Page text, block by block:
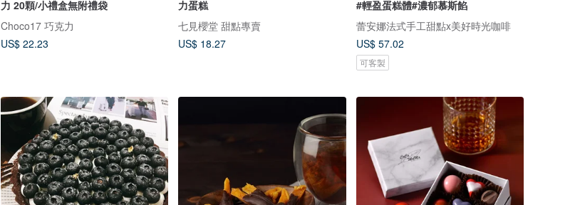
力 20顆/小禮盒無附禮袋
Choco17 巧克力
US$ 22.23
力蛋糕
七見櫻堂 甜點專賣
US$ 18.27
#輕盈蛋糕體#濃郁慕斯餡
蕾安娜法式手工甜點x美好時光咖啡
US$ 57.02
可客製